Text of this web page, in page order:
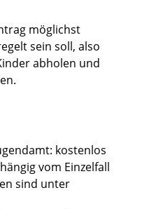
möglichst
sein soll, also
abholen und
kostenlos
vom Einzelfall
sind unter